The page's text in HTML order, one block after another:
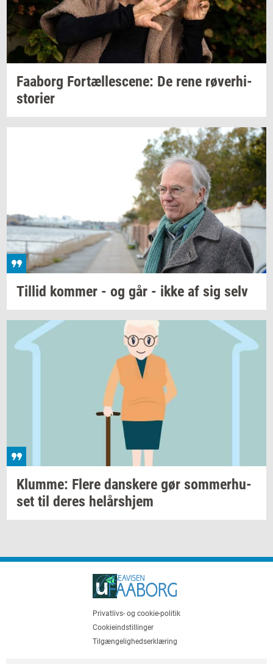
Faa­borg For­tæl­les­ce­ne: De rene rø­ver­hi­
sto­ri­er
Til­lid kom­mer - og går - ikke af sig selv
Klum­me: Flere dan­ske­re gør som­mer­hu­
set til deres helårs­hjem
Privatlivs- og cookie-politik
Cookieindstillinger
Tilgængelighedserklæring